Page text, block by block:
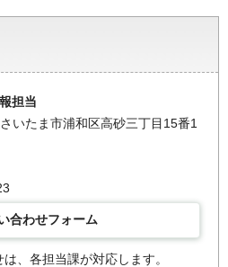
担当
いたま市浦和区高砂三丁目15番1
合わせフォーム
、各担当課が対応します。